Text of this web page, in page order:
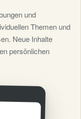
und
Themen und
Neue Inhalte
persönlichen